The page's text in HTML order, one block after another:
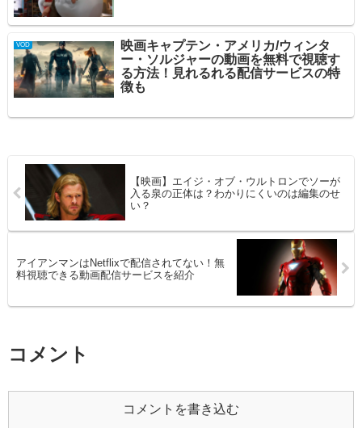
VOD
映画キャプテン・アメリカ/ウィンタ
ー・ソルジャーの動画を無料で視聴す
る方法！見れるれる配信サービスの特
徴も
【映画】エイジ・オブ・ウルトロンでソーが
入る泉の正体は？わかりにくいのは編集のせ
い？
アイアンマンはNetflixで配信されてない！無
料視聴できる動画配信サービスを紹介
コメント
コメントを書き込む